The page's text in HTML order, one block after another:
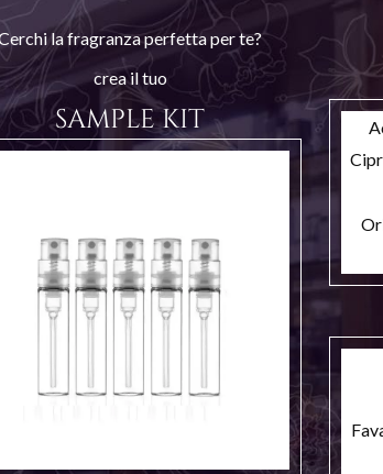
la fragranza perfetta per te?
crea il tuo
SAMPLE KIT